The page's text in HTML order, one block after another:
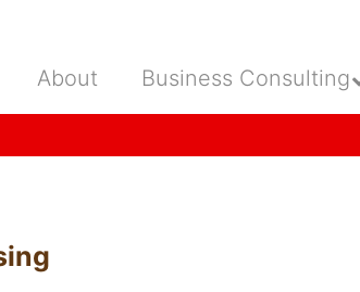
About Business Consulting